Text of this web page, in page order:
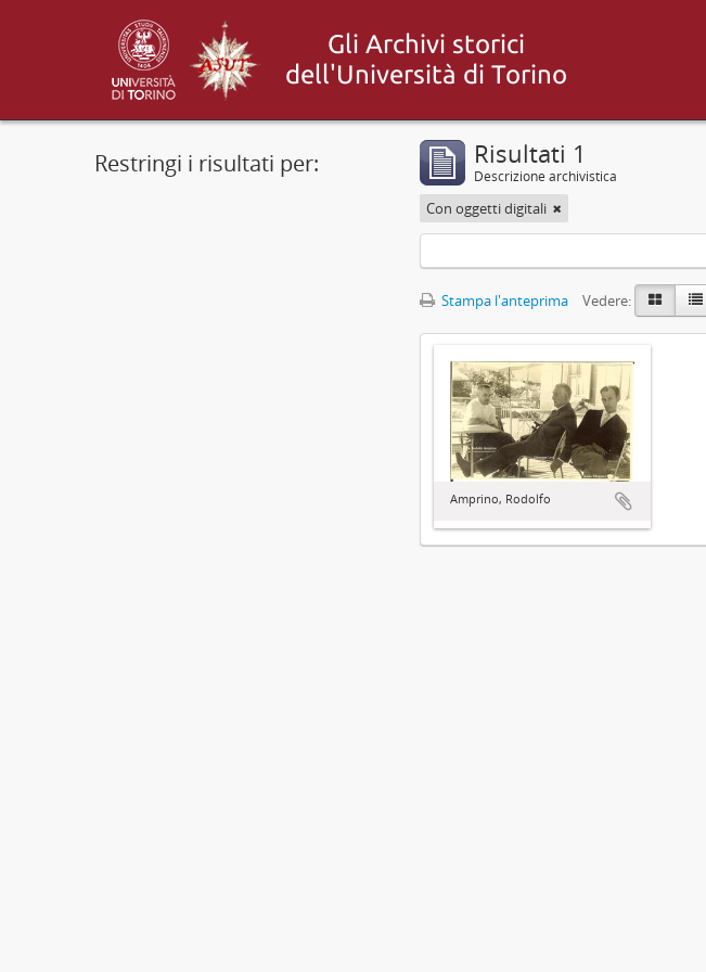
Restringi i risultati per: Risultati 1
Descrizione archivistica
Con oggetti digitali
Stampa l'anteprima Vedere:
Amprino, Rodolfo